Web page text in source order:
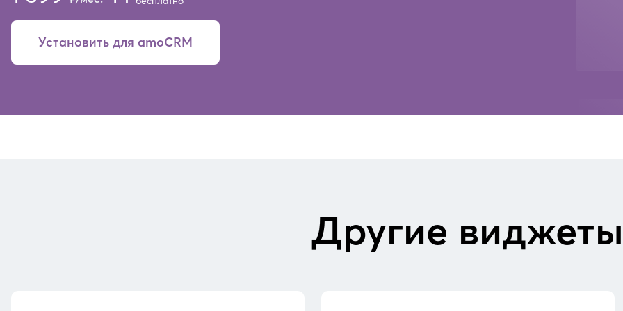
Установить для amoCRM
Другие виджеты